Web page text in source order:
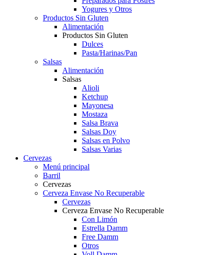
Yogures y Otros
Productos Sin Gluten
Alimentación
Productos Sin Gluten
Dulces
Pasta/Harinas/Pan
Salsas
Alimentación
Salsas
Alioli
Ketchup
Mayonesa
Mostaza
Salsa Brava
Salsas Doy
Salsas en Polvo
Salsas Varias
Cervezas
Menú principal
Barril
Cervezas
Cerveza Envase No Recuperable
Cervezas
Cerveza Envase No Recuperable
Con Limón
Estrella Damm
Free Damm
Otros